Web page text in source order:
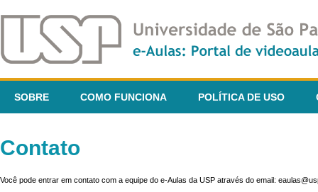
SOBRE COMO FUNCIONA POLÍTICA DE USO
Contato
Você pode entrar em contato com a equipe do e-Aulas da USP através do email: